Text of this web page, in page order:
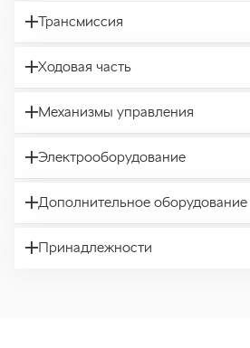
Трансмиссия
Ходовая часть
Механизмы управления
Электрооборудование
Дополнительное оборудование
Принадлежности